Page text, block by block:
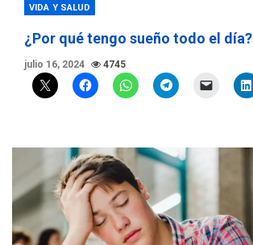
VIDA Y SALUD
¿Por qué tengo sueño todo el día?
julio 16, 2024 4745